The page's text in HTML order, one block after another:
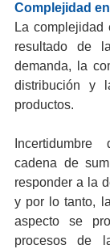
Complejidad
La complejidad
resultado de
demanda, la
distribución y
productos.
cadena de
responder a la
y por lo tanto,
aspecto se
procesos de